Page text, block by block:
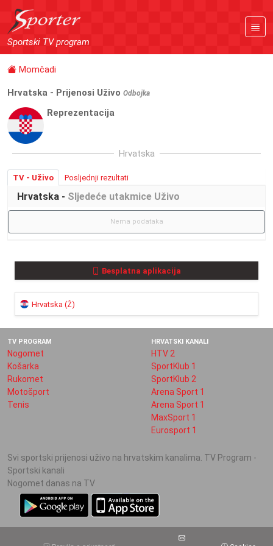
Sportski TV program
Momčadi
Hrvatska - Prijenosi Uživo Odbojka
Reprezentacija
Hrvatska
TV - Uživo Posljednji rezultati
Hrvatska - Sljedeće utakmice Uživo
Nema podataka
Besplatna aplikacija
Hrvatska (Ž)
TV PROGRAM
Nogomet
Košarka
Rukomet
Motošport
Tenis
HRVATSKI KANALI
HTV 2
SportKlub 1
SportKlub 2
Arena Sport 1
Arena Sport 1
MaxSport 1
Eurosport 1
Svi sportski prijenosi uživo na hrvatskim kanalima. TV Program -
Sportski kanali
Nogomet danas na TV